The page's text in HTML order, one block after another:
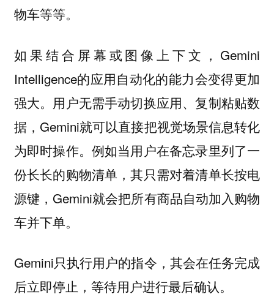
物车等等。
如果结合屏幕或图像上下文，Gemini
Intelligence的应用自动化的能力会变得更加
强大。用户无需手动切换应用、复制粘贴数
据，Gemini就可以直接把视觉场景信息转化
为即时操作。例如当用户在备忘录里列了一
份长长的购物清单，其只需对着清单长按电
源键，Gemini就会把所有商品自动加入购物
车并下单。
Gemini只执行用户的指令，其会在任务完成
后立即停止，等待用户进行最后确认。